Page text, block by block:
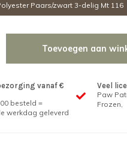
Paars/zwart 3-delig Mt 116
Toevoegen aan
vanaf €
besteld =
werkdag geleverd
Veel
Paw
Frozen,